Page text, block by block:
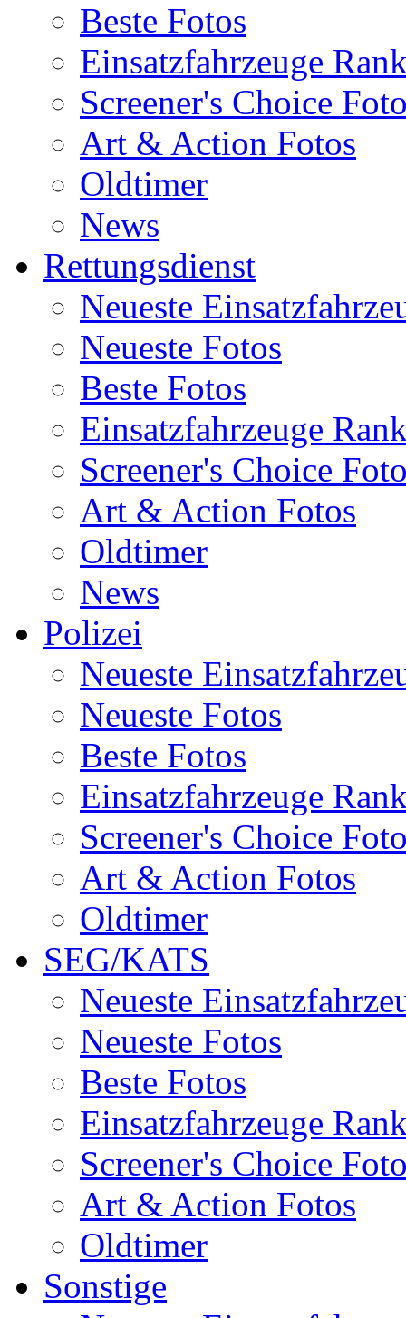
Beste Fotos
Einsatzfahrzeuge
Screener's Choice
Art & Action Fotos
Oldtimer
News
Rettungsdienst
Neueste
Neueste Fotos
Beste Fotos
Einsatzfahrzeuge
Screener's Choice
Art & Action Fotos
Oldtimer
News
Polizei
Neueste
Neueste Fotos
Beste Fotos
Einsatzfahrzeuge
Screener's Choice
Art & Action Fotos
Oldtimer
SEG/KATS
Neueste
Neueste Fotos
Beste Fotos
Einsatzfahrzeuge
Screener's Choice
Art & Action Fotos
Oldtimer
Sonstige